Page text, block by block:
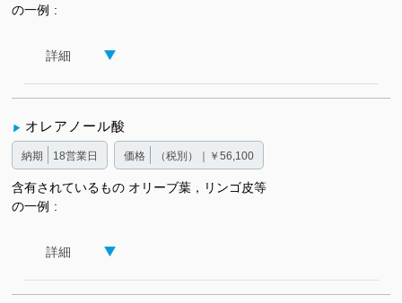
の一例
詳細
オレアノール酸
納期 18営業日 価格 （税別）｜￥56,100
含有されているもの
の一例
オリーブ葉，リンゴ皮等
詳細